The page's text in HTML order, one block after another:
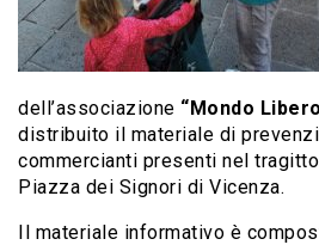
dell’associazione “Mondo
distribuito il materiale di
commercianti presenti nel
Piazza dei Signori di Vicenza.
Il materiale informativo è